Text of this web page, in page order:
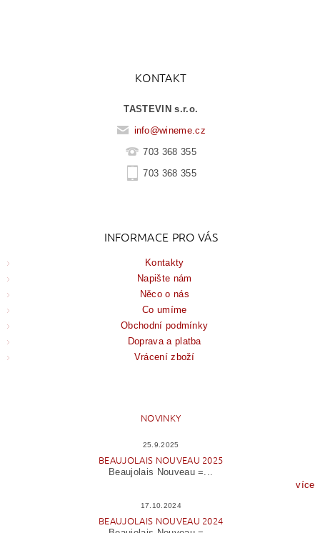
KONTAKT
TASTEVIN s.r.o.
info@wineme.cz
703 368 355
703 368 355
INFORMACE PRO VÁS
Kontakty
Napište nám
Něco o nás
Co umíme
Obchodní podmínky
Doprava a platba
Vrácení zboží
NOVINKY
25.9.2025
BEAUJOLAIS NOUVEAU 2025
Beaujolais Nouveau =...
více
17.10.2024
BEAUJOLAIS NOUVEAU 2024